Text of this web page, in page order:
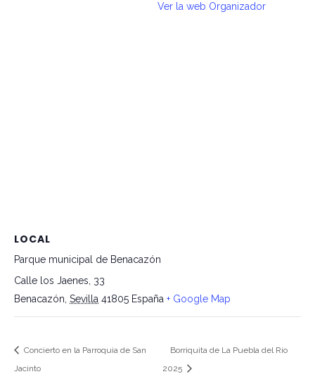
Ver la web Organizador
LOCAL
Parque municipal de Benacazón
Calle los Jaenes, 33
Benacazón Sevilla 41805 España + Google Map
Concierto en la Parroquia de San
Jacinto
Borriquita de La Puebla del Río
2025